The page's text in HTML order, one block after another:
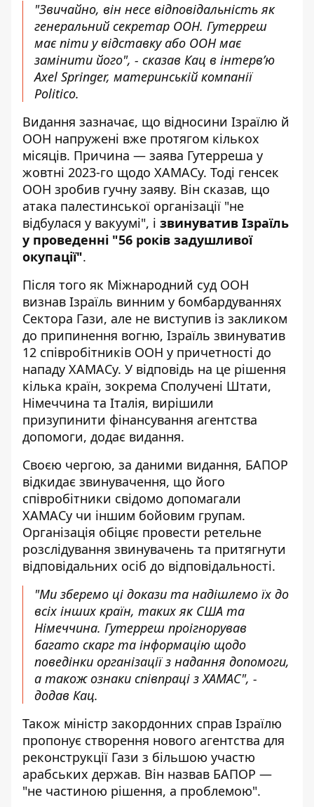
"Звичайно, він несе відповідальність як
генеральний секретар ООН. Гутерреш
має піти у відставку або ООН має
замінити його", - сказав Кац в інтерв’ю
Axel Springer, материнській компанії
Politico.
Видання зазначає, що відносини Ізраїлю й
ООН напружені вже протягом кількох
місяців. Причина — заява Гутерреша у
жовтні 2023-го щодо ХАМАСу. Тоді генсек
ООН зробив гучну заяву. Він сказав, що
атака палестинської організації "не
відбулася у вакуумі", і звинуватив Ізраїль
у проведенні "56 років задушливої ​​
окупації".
Після того як Міжнародний суд ООН
визнав Ізраїль винним у бомбардуваннях
Сектора Гази, але не виступив із закликом
до припинення вогню, Ізраїль звинуватив
12 співробітників ООН у причетності до
нападу ХАМАСу. У відповідь на це рішення
кілька країн, зокрема Сполучені Штати,
Німеччина та Італія, вирішили
призупинити фінансування агентства
допомоги, додає видання.
Своєю чергою, за даними видання, БАПОР
відкидає звинувачення, що його
співробітники свідомо допомагали
ХАМАСу чи іншим бойовим групам.
Організація обіцяє провести ретельне
розслідування звинувачень та притягнути
відповідальних осіб до відповідальності.
"Ми зберемо ці докази та надішлемо їх до
всіх інших країн, таких як США та
Німеччина. Гутерреш проігнорував
багато скарг та інформацію щодо
поведінки організації з надання допомоги,
а також ознаки співпраці з ХАМАС", -
додав Кац.
Також міністр закордонних справ Ізраїлю
пропонує створення нового агентства для
реконструкції Гази з більшою участю
арабських держав. Він назвав БАПОР —
"не частиною рішення, а проблемою".